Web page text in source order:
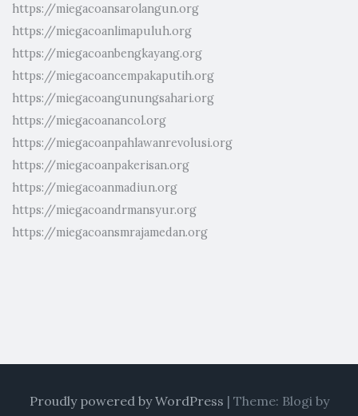
https://miegacoansarolangun.org
https://miegacoanlimapuluh.org
https://miegacoanbengkayang.org
https://miegacoancempakaputih.org
https://miegacoangunungsahari.org
https://miegacoanancol.org
https://miegacoanpahlawanrevolusi.org
https://miegacoanpakerisan.org
https://miegacoanmadiun.org
https://miegacoandrmansyur.org
https://miegacoansmrajamedan.org
Proudly powered by WordPress | Theme: Blogi by